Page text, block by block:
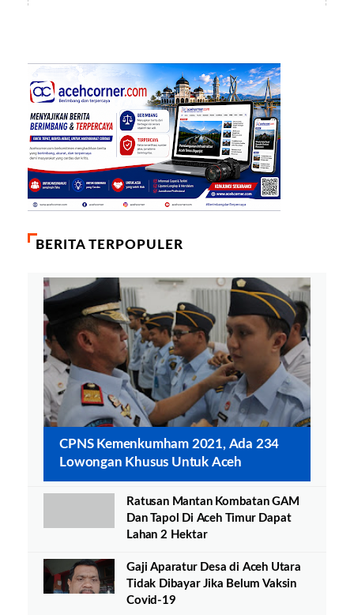
BERITA TERPOPULER
CPNS Kemenkumham 2021, Ada 234
Lowongan Khusus Untuk Aceh
Ratusan Mantan Kombatan GAM
Dan Tapol Di Aceh Timur Dapat
Lahan 2 Hektar
Gaji Aparatur Desa di Aceh Utara
Tidak Dibayar Jika Belum Vaksin
Covid-19